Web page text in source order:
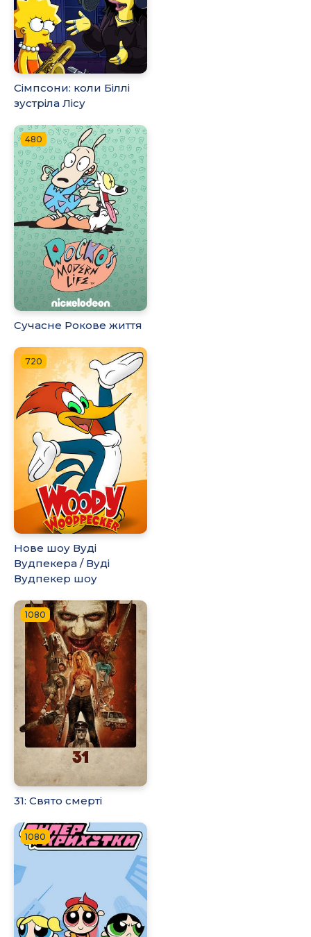
Сімпсони: коли Біллі
зустріла Лісу
480
Сучасне Рокове життя
720
Нове шоу Вуді
Вудпекера / Вуді
Вудпекер шоу
1080
31: Свято смерті
1080